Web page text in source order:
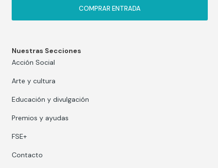
COMPRAR ENTRADA
Nuestras Secciones
Acción Social
Arte y cultura
Educación y divulgación
Premios y ayudas
FSE+
Contacto